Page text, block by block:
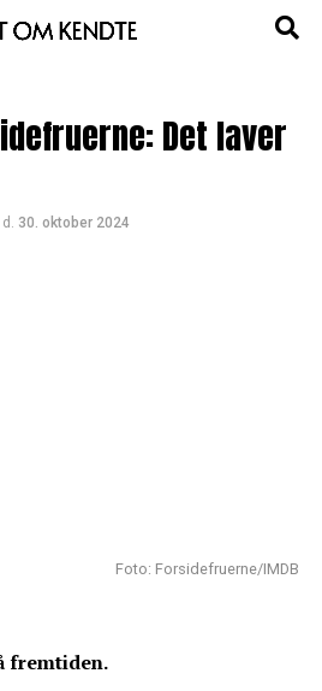
Det laver
d. 30. oktober 2024
Foto: Forsidefruerne/IMDB
fremtiden.